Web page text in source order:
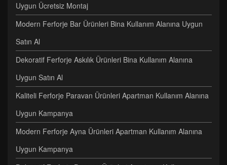
Uygun Ücretsiz Montaj
Modern Ferforje Bar Ürünleri Bina Kullanım Alanına Uygun
Satın Al
Dekoratif Ferforje Askılık Ürünleri Bina Kullanım Alanına
Uygun Satın Al
Kaliteli Ferforje Paravan Ürünleri Apartman Kullanım Alanına
Uygun Kampanya
Modern Ferforje Ayna Ürünleri Apartman Kullanım Alanına
Uygun Kampanya